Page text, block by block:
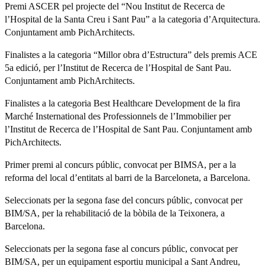
Premi ASCER pel projecte del “Nou Institut de Recerca de
l’Hospital de la Santa Creu i Sant Pau” a la categoria d’Arquitectura.
Conjuntament amb PichArchitects.
Finalistes a la categoria “Millor obra d’Estructura” dels premis ACE
5a edició, per l’Institut de Recerca de l’Hospital de Sant Pau.
Conjuntament amb PichArchitects.
Finalistes a la categoria Best Healthcare Development de la fira
Marché Insternational des Professionnels de l’Immobilier per
l’Institut de Recerca de l’Hospital de Sant Pau. Conjuntament amb
PichArchitects.
Primer premi al concurs públic, convocat per BIMSA, per a la
reforma del local d’entitats al barri de la Barceloneta, a Barcelona.
Seleccionats per la segona fase del concurs públic, convocat per
BIM/SA, per la rehabilitació de la bòbila de la Teixonera, a
Barcelona.
Seleccionats per la segona fase al concurs públic, convocat per
BIM/SA, per un equipament esportiu municipal a Sant Andreu,